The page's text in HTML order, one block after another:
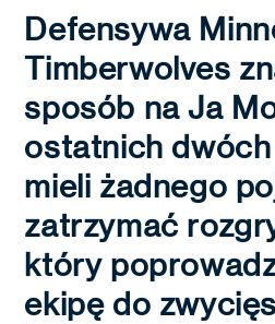
Defensywa
Timberwolves
sposób na Ja
ostatnich
mieli żadnego
zatrzymać
który
ekipę do